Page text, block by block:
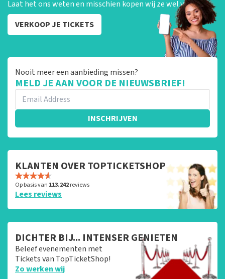
Laat het ons weten en misschien kopen wij ze wel van je!
VERKOOP JE TICKETS
Nooit meer een aanbieding missen?
MELD JE AAN VOOR DE NIEUWSBRIEF!
INSCHRIJVEN
KLANTEN OVER TOPTICKETSHOP
Op basis van 113.242reviews
Lees reviews
DICHTER BIJ... INTENSER GENIETEN
Beleef evenementen met
Tickets van TopTicketShop!
Zo werken wij